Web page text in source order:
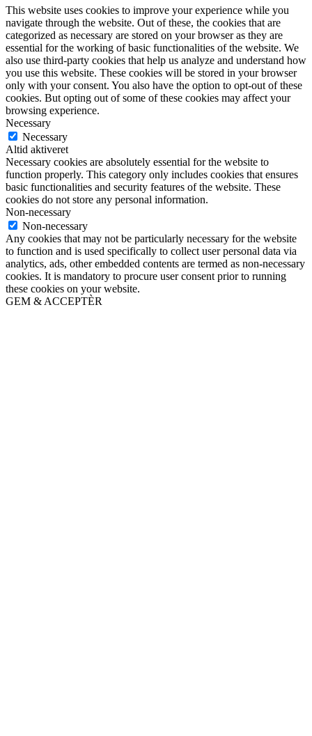
This website uses cookies to improve your experience while you
navigate through the website. Out of these, the cookies that are
categorized as necessary are stored on your browser as they are
essential for the working of basic functionalities of the website. We
also use third-party cookies that help us analyze and understand how
you use this website. These cookies will be stored in your browser
only with your consent. You also have the option to opt-out of these
cookies. But opting out of some of these cookies may affect your
browsing experience.
Necessary
Necessary
Altid aktiveret
Necessary cookies are absolutely essential for the website to
function properly. This category only includes cookies that ensures
basic functionalities and security features of the website. These
cookies do not store any personal information.
Non-necessary
Non-necessary
Any cookies that may not be particularly necessary for the website
to function and is used specifically to collect user personal data via
analytics, ads, other embedded contents are termed as non-necessary
cookies. It is mandatory to procure user consent prior to running
these cookies on your website.
GEM & ACCEPTÈR